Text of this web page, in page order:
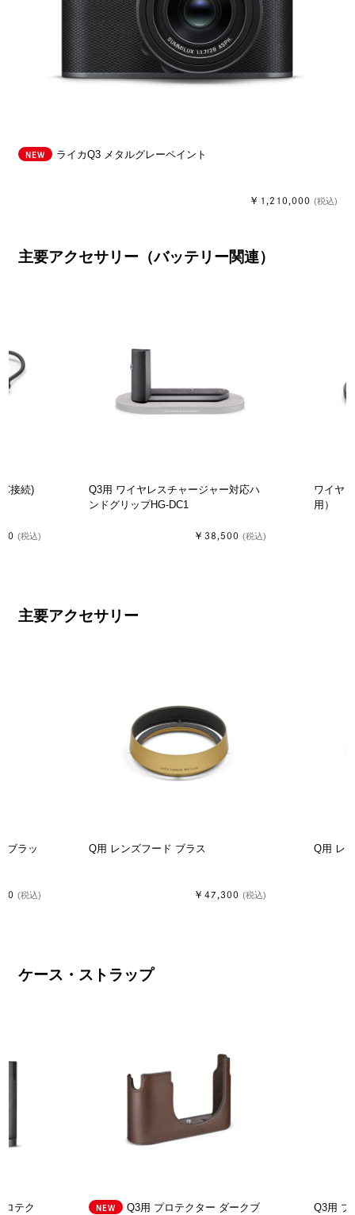
NEW ライカQ3 メタルグレーペイント
￥1,210,000 (税込)
主要アクセサリー（バッテリー関連）
接続)
(税込)
Q3用 ワイヤレスチャージャー対応ハ
ンドグリップHG-DC1
￥38,500 (税込)
ワイヤ
用）
主要アクセサリー
ブラッ
(税込)
Q用 レンズフード ブラス
￥47,300 (税込)
Q用 レ
ケース・ストラップ
ロテク NEW
Q3用 プロテクター ダークブ
Q3用 プ